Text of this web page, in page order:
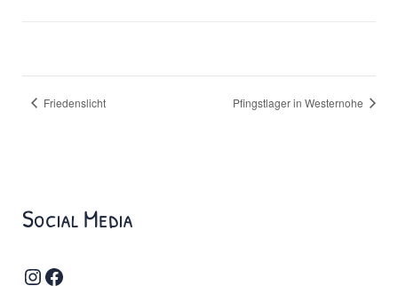
Friedenslicht Pfingstlager in Westernohe
Social Media
Instagram
Facebook